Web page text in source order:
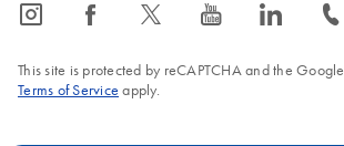
icon_0065_instagram-s icon_0064_facebook-s icon_0340_cc_gen_x-s icon_0077_youtube-s icon_0066_linkedin-s icon_0072_phone-s
This site is protected by reCAPTCHA and the Google
Terms of Service apply.